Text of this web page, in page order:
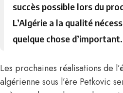
succès possible lors du
L’Algérie a la qualité
quelque chose d’important.
Les prochaines réalisations de
algérienne sous l’ère Petkovic